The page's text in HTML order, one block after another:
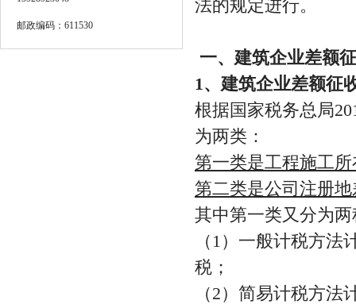
邮政编码：611530
法的规定进行。
一、建筑企业差额
1、建筑企业差额征
根据国家税务总局
为两类：
第一类是工程施工
第二类是公司注册
其中第一类又分为
（1）一般计税方
税；
（2）简易计税方